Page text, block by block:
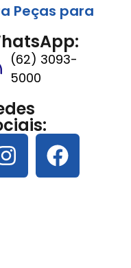
Peças para
(62) 3093-
5000